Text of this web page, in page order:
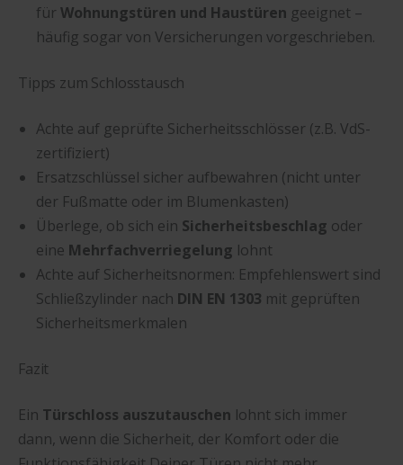
für Wohnungstüren und Haustüren geeignet –
häufig sogar von Versicherungen vorgeschrieben.
Tipps zum Schlosstausch
Achte auf geprüfte Sicherheitsschlösser (z.B. VdS-
zertifiziert)
Ersatzschlüssel sicher aufbewahren (nicht unter
der Fußmatte oder im Blumenkasten)
Überlege, ob sich ein Sicherheitsbeschlag oder
eine Mehrfachverriegelung lohnt
Achte auf Sicherheitsnormen: Empfehlenswert sind
Schließzylinder nach DIN EN 1303 mit geprüften
Sicherheitsmerkmalen
Fazit
Ein Türschloss auszutauschen lohnt sich immer
dann, wenn die Sicherheit, der Komfort oder die